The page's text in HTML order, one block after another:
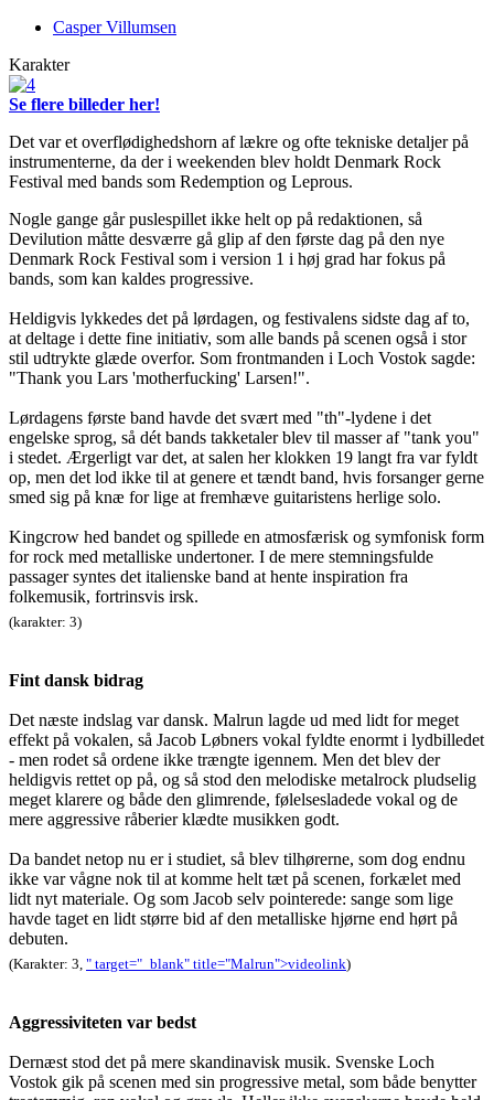
Casper Villumsen
Karakter
Se flere billeder her!
Det var et overflødighedshorn af lækre og ofte tekniske detaljer på
instrumenterne, da der i weekenden blev holdt Denmark Rock
Festival med bands som Redemption og Leprous.
Nogle gange går puslespillet ikke helt op på redaktionen, så
Devilution måtte desværre gå glip af den første dag på den nye
Denmark Rock Festival som i version 1 i høj grad har fokus på
bands, som kan kaldes progressive.
Heldigvis lykkedes det på lørdagen, og festivalens sidste dag af to,
at deltage i dette fine initiativ, som alle bands på scenen også i stor
stil udtrykte glæde overfor. Som frontmanden i Loch Vostok sagde:
"Thank you Lars 'motherfucking' Larsen!".
Lørdagens første band havde det svært med "th"-lydene i det
engelske sprog, så dét bands takketaler blev til masser af "tank you"
i stedet. Ærgerligt var det, at salen her klokken 19 langt fra var fyldt
op, men det lod ikke til at genere et tændt band, hvis forsanger gerne
smed sig på knæ for lige at fremhæve guitaristens herlige solo.
Kingcrow hed bandet og spillede en atmosfærisk og symfonisk form
for rock med metalliske undertoner. I de mere stemningsfulde
passager syntes det italienske band at hente inspiration fra
folkemusik, fortrinsvis irsk.
(karakter: 3)
Fint dansk bidrag
Det næste indslag var dansk. Malrun lagde ud med lidt for meget
effekt på vokalen, så Jacob Løbners vokal fyldte enormt i lydbilledet
- men rodet så ordene ikke trængte igennem. Men det blev der
heldigvis rettet op på, og så stod den melodiske metalrock pludselig
meget klarere og både den glimrende, følelsesladede vokal og de
mere aggressive råberier klædte musikken godt.
Da bandet netop nu er i studiet, så blev tilhørerne, som dog endnu
ikke var vågne nok til at komme helt tæt på scenen, forkælet med
lidt nyt materiale. Og som Jacob selv pointerede: sange som lige
havde taget en lidt større bid af den metalliske hjørne end hørt på
debuten.
(Karakter: 3, " target="_blank" title="Malrun">videolink)
Aggressiviteten var bedst
Dernæst stod det på mere skandinavisk musik. Svenske Loch
Vostok gik på scenen med sin progressive metal, som både benytter